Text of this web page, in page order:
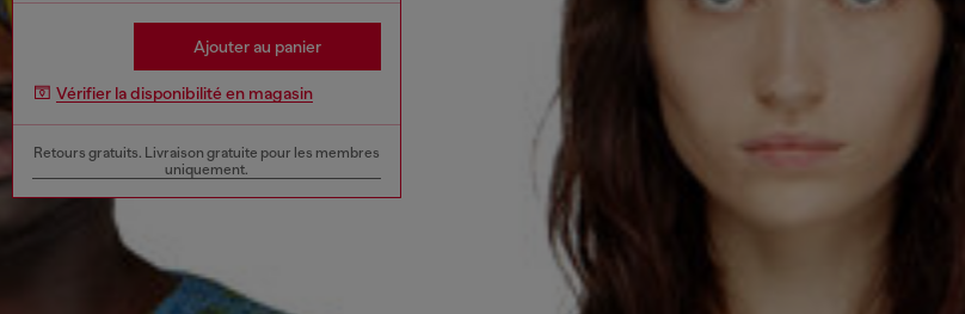
Ajouter au panier
Vérifier la disponibilité en magasin
Retours gratuits. Livraison gratuite pour les membres
uniquement.